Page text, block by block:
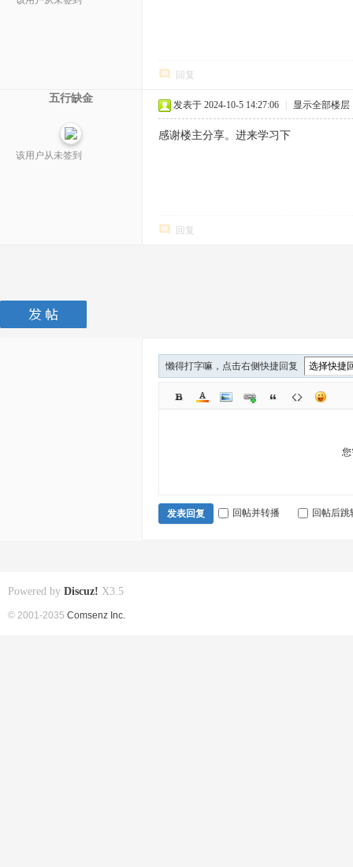
回复
五行缺金
该用户从未签到
发表于 2024-10-5 14:27:06 显示全部楼层
感谢楼主分享。进来学习下
回复
懒得打字嘛，点击右侧快捷回复
发表回复 回帖并转播 回帖后跳
Powered by Discuz! X3.5
© 2001-2035 Comsenz Inc.